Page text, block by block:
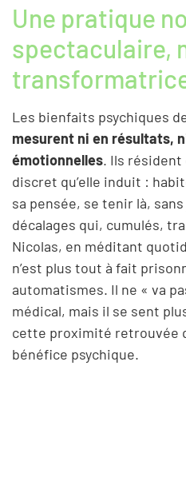
Une pratique
spectaculaire,
Les bienfaits psychiques
mesurent ni en résultats,
émotionnelles. Ils résident
discret qu’elle induit :
sa pensée, se tenir là,
décalages qui, cumulés,
Nicolas, en méditant
n’est plus tout à fait
automatismes. Il ne « va
médical, mais il se sent
cette proximité retrouvée
bénéfice psychique.